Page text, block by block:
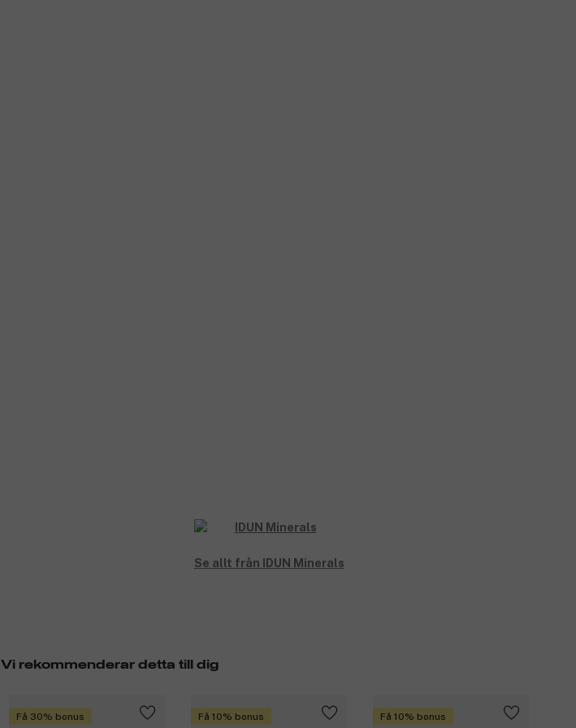
Se allt från IDUN Minerals
Vi rekommenderar detta till dig
Få 30% bonus Få 10% bonus Få 10% bonus